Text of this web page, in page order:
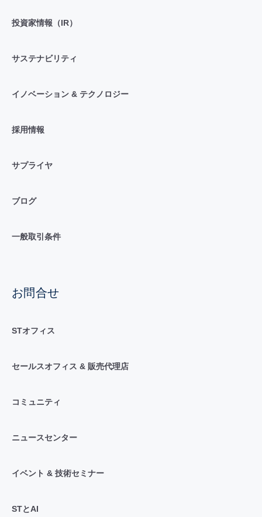
投資家情報（IR）
サステナビリティ
イノベーション & テクノロジー
採用情報
サプライヤ
ブログ
一般取引条件
お問合せ
STオフィス
セールスオフィス & 販売代理店
コミュニティ
ニュースセンター
イベント & 技術セミナー
STとAI